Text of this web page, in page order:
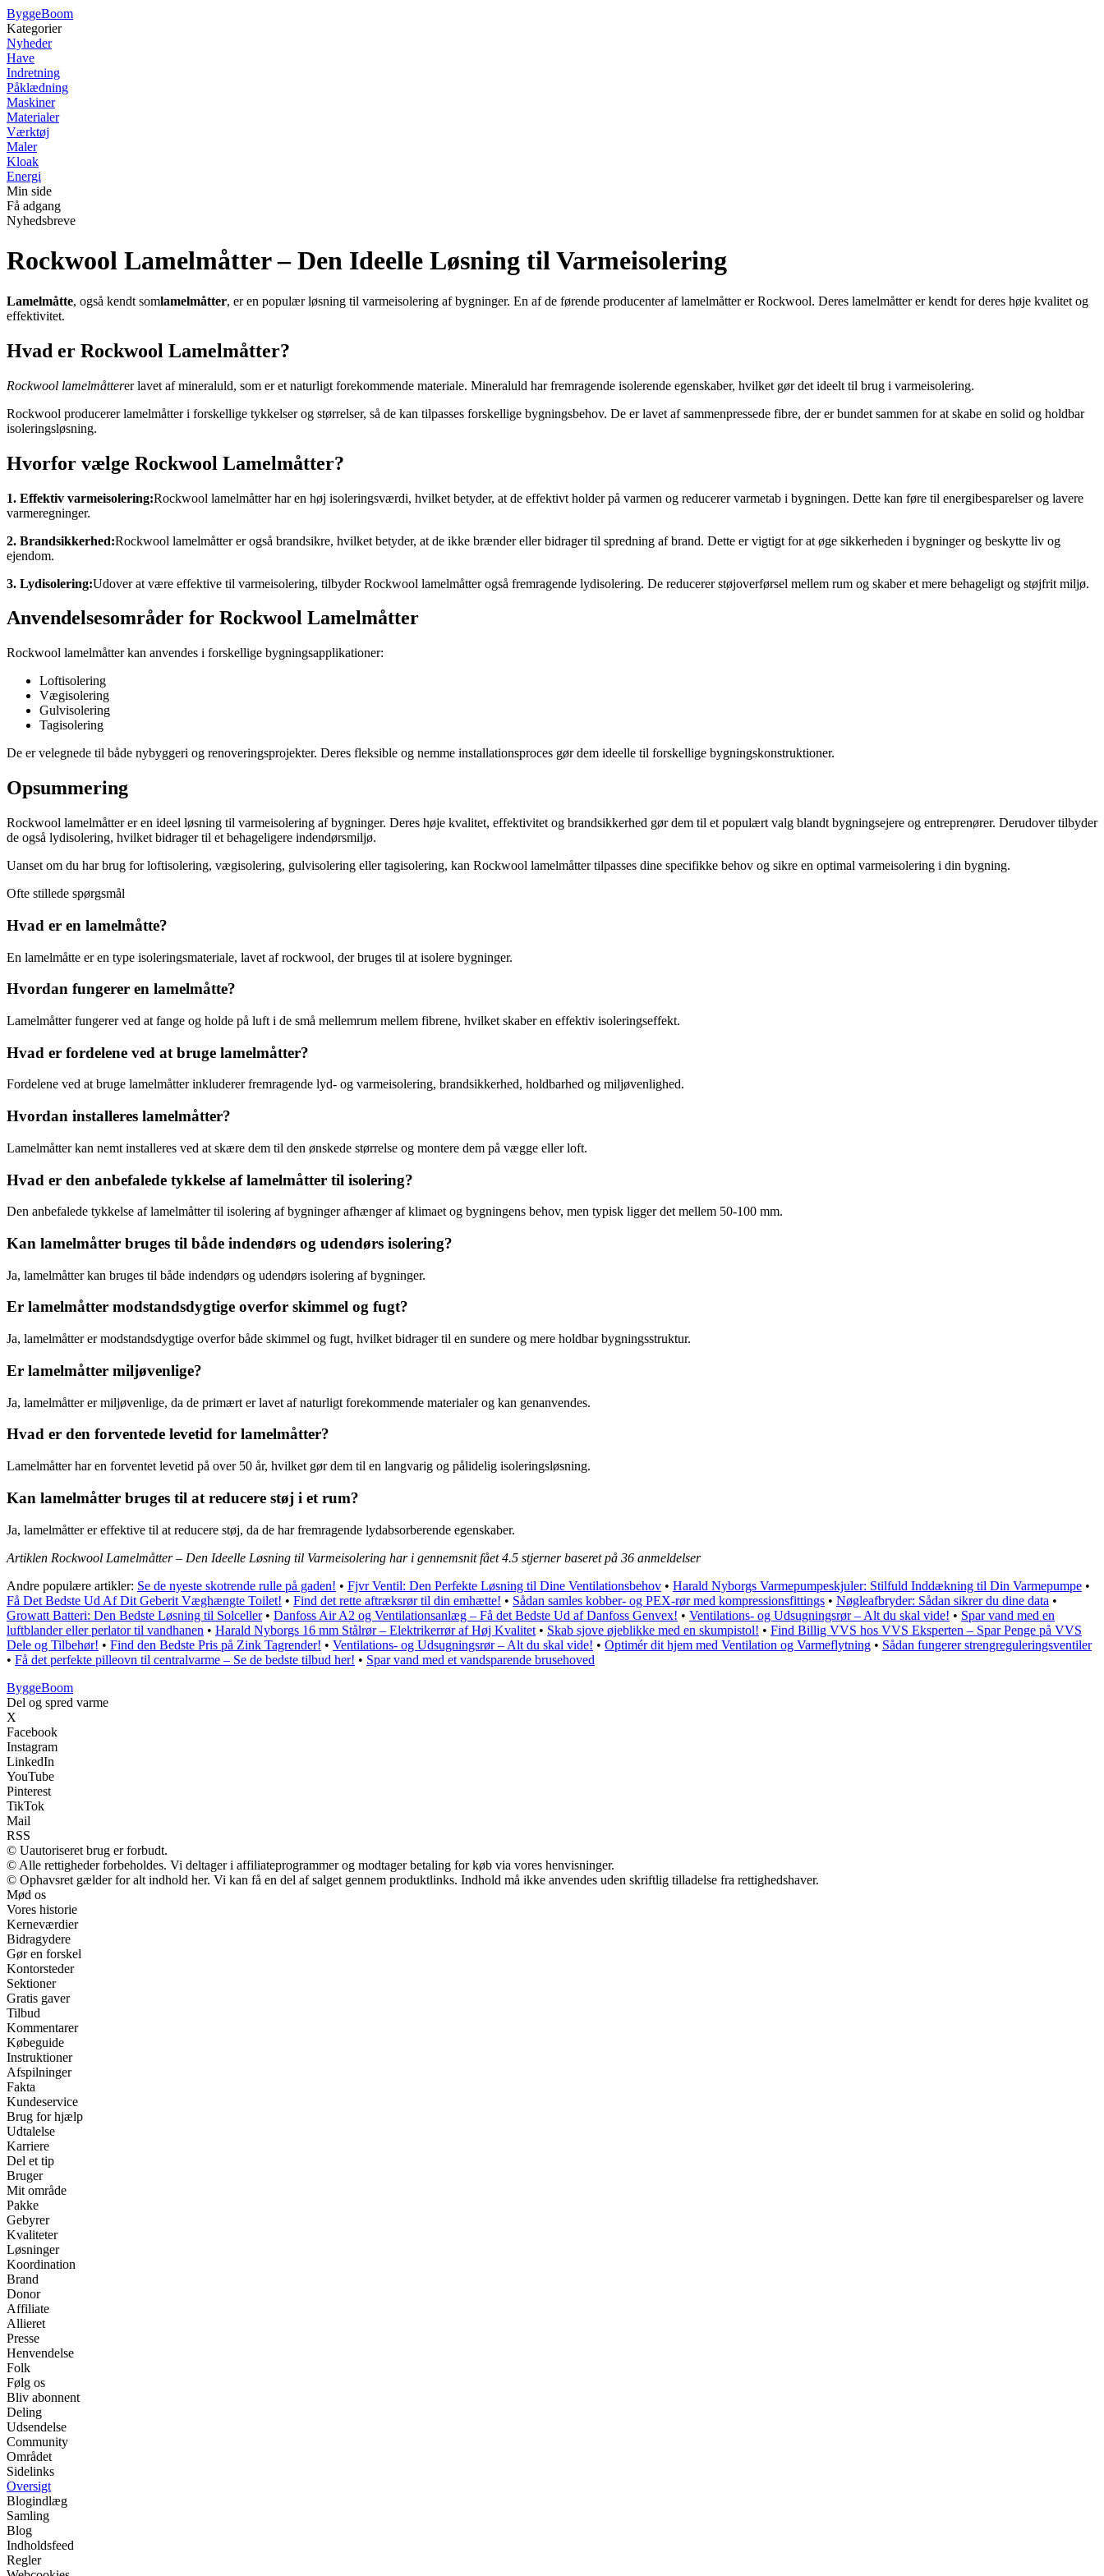
ByggeBoom
Kategorier
Nyheder
Have
Indretning
Påklædning
Maskiner
Materialer
Værktøj
Maler
Kloak
Energi
Min side
Få adgang
Nyhedsbreve
Rockwool Lamelmåtter – Den Ideelle Løsning til Varmeisolering
Lamelmåtte, også kendt somlamelmåtter, er en populær løsning til varmeisolering af bygninger. En af de førende producenter af lamelmåtter er Rockwool. Deres lamelmåtter er kendt for deres høje kvalitet og
effektivitet.
Hvad er Rockwool Lamelmåtter?
Rockwool lamelmåtterer lavet af mineraluld, som er et naturligt forekommende materiale. Mineraluld har fremragende isolerende egenskaber, hvilket gør det ideelt til brug i varmeisolering.
Rockwool producerer lamelmåtter i forskellige tykkelser og størrelser, så de kan tilpasses forskellige bygningsbehov. De er lavet af sammenpressede fibre, der er bundet sammen for at skabe en solid og holdbar
isoleringsløsning.
Hvorfor vælge Rockwool Lamelmåtter?
1. Effektiv varmeisolering:Rockwool lamelmåtter har en høj isoleringsværdi, hvilket betyder, at de effektivt holder på varmen og reducerer varmetab i bygningen. Dette kan føre til energibesparelser og lavere
varmeregninger.
2. Brandsikkerhed:Rockwool lamelmåtter er også brandsikre, hvilket betyder, at de ikke brænder eller bidrager til spredning af brand. Dette er vigtigt for at øge sikkerheden i bygninger og beskytte liv og
ejendom.
3. Lydisolering:Udover at være effektive til varmeisolering, tilbyder Rockwool lamelmåtter også fremragende lydisolering. De reducerer støjoverførsel mellem rum og skaber et mere behageligt og støjfrit miljø.
Anvendelsesområder for Rockwool Lamelmåtter
Rockwool lamelmåtter kan anvendes i forskellige bygningsapplikationer:
Loftisolering
Vægisolering
Gulvisolering
Tagisolering
De er velegnede til både nybyggeri og renoveringsprojekter. Deres fleksible og nemme installationsproces gør dem ideelle til forskellige bygningskonstruktioner.
Opsummering
Rockwool lamelmåtter er en ideel løsning til varmeisolering af bygninger. Deres høje kvalitet, effektivitet og brandsikkerhed gør dem til et populært valg blandt bygningsejere og entreprenører. Derudover tilbyder
de også lydisolering, hvilket bidrager til et behageligere indendørsmiljø.
Uanset om du har brug for loftisolering, vægisolering, gulvisolering eller tagisolering, kan Rockwool lamelmåtter tilpasses dine specifikke behov og sikre en optimal varmeisolering i din bygning.
Ofte stillede spørgsmål
Hvad er en lamelmåtte?
En lamelmåtte er en type isoleringsmateriale, lavet af rockwool, der bruges til at isolere bygninger.
Hvordan fungerer en lamelmåtte?
Lamelmåtter fungerer ved at fange og holde på luft i de små mellemrum mellem fibrene, hvilket skaber en effektiv isoleringseffekt.
Hvad er fordelene ved at bruge lamelmåtter?
Fordelene ved at bruge lamelmåtter inkluderer fremragende lyd- og varmeisolering, brandsikkerhed, holdbarhed og miljøvenlighed.
Hvordan installeres lamelmåtter?
Lamelmåtter kan nemt installeres ved at skære dem til den ønskede størrelse og montere dem på vægge eller loft.
Hvad er den anbefalede tykkelse af lamelmåtter til isolering?
Den anbefalede tykkelse af lamelmåtter til isolering af bygninger afhænger af klimaet og bygningens behov, men typisk ligger det mellem 50-100 mm.
Kan lamelmåtter bruges til både indendørs og udendørs isolering?
Ja, lamelmåtter kan bruges til både indendørs og udendørs isolering af bygninger.
Er lamelmåtter modstandsdygtige overfor skimmel og fugt?
Ja, lamelmåtter er modstandsdygtige overfor både skimmel og fugt, hvilket bidrager til en sundere og mere holdbar bygningsstruktur.
Er lamelmåtter miljøvenlige?
Ja, lamelmåtter er miljøvenlige, da de primært er lavet af naturligt forekommende materialer og kan genanvendes.
Hvad er den forventede levetid for lamelmåtter?
Lamelmåtter har en forventet levetid på over 50 år, hvilket gør dem til en langvarig og pålidelig isoleringsløsning.
Kan lamelmåtter bruges til at reducere støj i et rum?
Ja, lamelmåtter er effektive til at reducere støj, da de har fremragende lydabsorberende egenskaber.
Artiklen Rockwool Lamelmåtter – Den Ideelle Løsning til Varmeisolering har i gennemsnit fået4.5 stjerner baseret på 36 anmeldelser
Andre populære artikler: Se de nyeste skotrende rulle på gaden! • Fjvr Ventil: Den Perfekte Løsning til Dine Ventilationsbehov • Harald Nyborgs Varmepumpeskjuler: Stilfuld Inddækning til Din Varmepumpe •
Få Det Bedste Ud Af Dit Geberit Væghængte Toilet! • Find det rette aftræksrør til din emhætte! • Sådan samles kobber- og PEX-rør med kompressionsfittings • Nøgleafbryder: Sådan sikrer du dine data •
Growatt Batteri: Den Bedste Løsning til Solceller• Danfoss Air A2 og Ventilationsanlæg – Få det Bedste Ud af Danfoss Genvex! • Ventilations- og Udsugningsrør – Alt du skal vide! • Spar vand med en
luftblander eller perlator til vandhanen • Harald Nyborgs 16 mm Stålrør – Elektrikerrør af Høj Kvalitet • Skab sjove øjeblikke med en skumpistol! • Find Billig VVS hos VVS Eksperten – Spar Penge på VVS
Dele og Tilbehør! • Find den Bedste Pris på Zink Tagrender! • Ventilations- og Udsugningsrør – Alt du skal vide! • Optimér dit hjem med Ventilation og Varmeflytning • Sådan fungerer strengreguleringsventiler
• Få det perfekte pilleovn til centralvarme – Se de bedste tilbud her! • Spar vand med et vandsparende brusehoved
ByggeBoom
Del og spred varme
X
Facebook
Instagram
LinkedIn
YouTube
Pinterest
TikTok
Mail
RSS
© Uautoriseret brug er forbudt.
© Alle rettigheder forbeholdes. Vi deltager i affiliateprogrammer og modtager betaling for køb via vores henvisninger.
© Ophavsret gælder for alt indhold her. Vi kan få en del af salget gennem produktlinks. Indhold må ikke anvendes uden skriftlig tilladelse fra rettighedshaver.
Mød os
Vores historie
Kerneværdier
Bidragydere
Gør en forskel
Kontorsteder
Sektioner
Gratis gaver
Tilbud
Kommentarer
Købeguide
Instruktioner
Afspilninger
Fakta
Kundeservice
Brug for hjælp
Udtalelse
Karriere
Del et tip
Bruger
Mit område
Pakke
Gebyrer
Kvaliteter
Løsninger
Koordination
Brand
Donor
Affiliate
Allieret
Presse
Henvendelse
Folk
Følg os
Bliv abonnent
Deling
Udsendelse
Community
Området
Sidelinks
Oversigt
Blogindlæg
Samling
Blog
Indholdsfeed
Regler